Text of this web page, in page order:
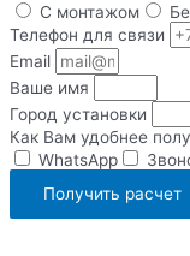
С монтажом
Телефон для связи
Email
Ваше имя
Город установки
Как Вам удобнее
WhatsApp
Получить расчет